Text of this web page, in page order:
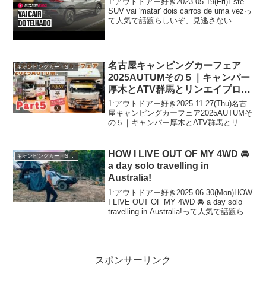
SUV vai 'matar' dois carros de uma vezっ
て人気で話題らしいぞ、見逃さない
キャンピングカー・SUV人気車種
名古屋キャンピングカーフェア
2025AUTUMその５｜キャンパー
厚木とATV群馬とリンエイプロダ
クトとルートシックスとロータス
RVとドリームドライブとAtoZと
ナッツRVとフジカーズジャパン
1:アウトドアー好き2025.11.27(Thu)名古
屋キャンピングカーフェア2025AUTUMそ
の５｜キャンパー厚木とATV群馬とリン
ツRVとフジカーズジャパン...
キャンピングカー・SUV人気車種
HOW I LIVE OUT OF MY 4WD 🚘
a day solo travelling in
Australia!
1:アウトドアー好き2025.06.30(Mon)HOW
I LIVE OUT OF MY 4WD 🚘 a day solo
travelling in Australia!って人気で話題らし
スポンサーリンク